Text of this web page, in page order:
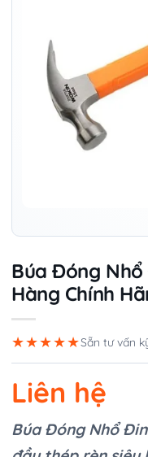
Búa Đóng Nhổ
Hàng Chính
★★★★★Sẵn tư vấn
Liên hệ
Búa Đóng Nhổ